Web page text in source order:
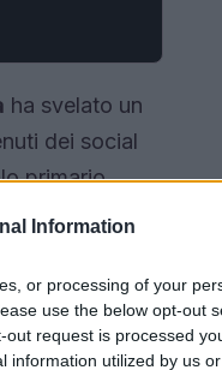
Information
or processing of your
use the below opt-out
request is processed
information utilized by us
ha svelato un
dei social
primario
della
una